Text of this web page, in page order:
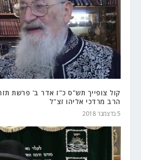
קול צופייך תש"ס כ"ז אדר ב' פרשת
הרב מרדכי אליהו זצ"ל
5 בדצמבר 2018